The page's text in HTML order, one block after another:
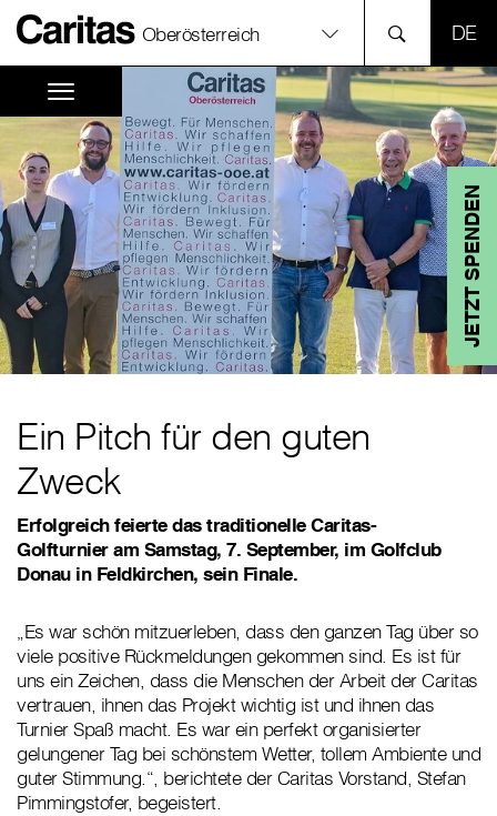
Oberösterreich
JETZT SPENDEN
Ein Pitch für den guten
Zweck
Erfolgreich feierte das traditionelle Caritas-
Golfturnier am Samstag, 7. September, im Golfclub
Donau in Feldkirchen, sein Finale.
„Es war schön mitzuerleben, dass den ganzen Tag über so
viele positive Rückmeldungen gekommen sind. Es ist für
uns ein Zeichen, dass die Menschen der Arbeit der Caritas
vertrauen, ihnen das Projekt wichtig ist und ihnen das
Turnier Spaß macht. Es war ein perfekt organisierter
gelungener Tag bei schönstem Wetter, tollem Ambiente und
guter Stimmung.“, berichtete der Caritas Vorstand, Stefan
Pimmingstofer, begeistert.